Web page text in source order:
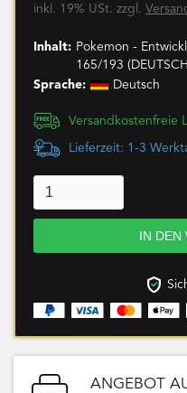
inkl. 19% USt. zzgl.
Inhalt: Pokemon -
165/193
Sprache:
Deutsch
Versandkostenfreie
Lieferzeit: 1-3
ANGEBOT